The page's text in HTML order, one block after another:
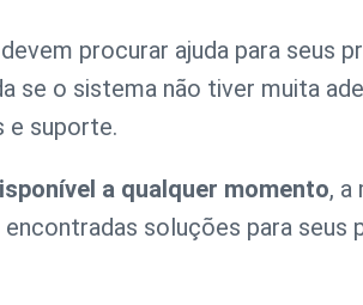
procurar ajuda para seus
se o sistema não tiver muita
e suporte.
a qualquer momento, a
soluções para seus